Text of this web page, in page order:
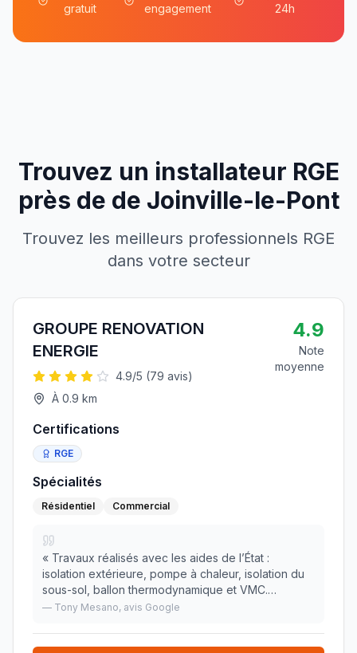
gratuit
engagement
24h
Trouvez un installateur RGE
près de de Joinville-le-Pont
Trouvez les meilleurs professionnels RGE
dans votre secteur
GROUPE RENOVATION
ENERGIE
4.9/5 (79 avis)
À 0.9 km
4.9
Note
moyenne
Certifications
RGE
Spécialités
Résidentiel Commercial
« Travaux réalisés avec les aides de l’État :
isolation extérieure, pompe à chaleur, isolation du
sous-sol, ballon thermodynamique et VMC.
Organisation parfaite, conseils clairs et travail de
»
— Tony Mesano, avis Google